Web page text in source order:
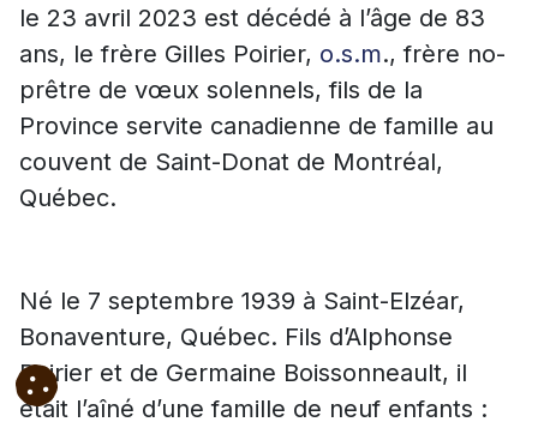
le 23 avril 2023 est décédé à l’âge de 83
ans, le frère Gilles Poirier, o.s.m., frère no-
prêtre de vœux solennels, fils de la
Province servite canadienne de famille au
couvent de Saint-Donat de Montréal,
Québec.
Né le 7 septembre 1939 à Saint-Elzéar,
Bonaventure, Québec. Fils d’Alphonse
Poirier et de Germaine Boissonneault, il
était l’aîné d’une famille de neuf enfants :